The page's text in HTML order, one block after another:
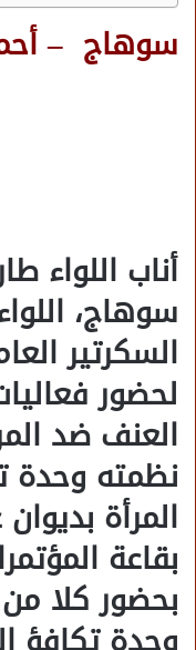
سوهاج –
أناب اللواء
سوهاج،
السكرتير
لحضور
العنف ضد
نظمته وحدة
المرأة
بقاعة
بحضور كلا